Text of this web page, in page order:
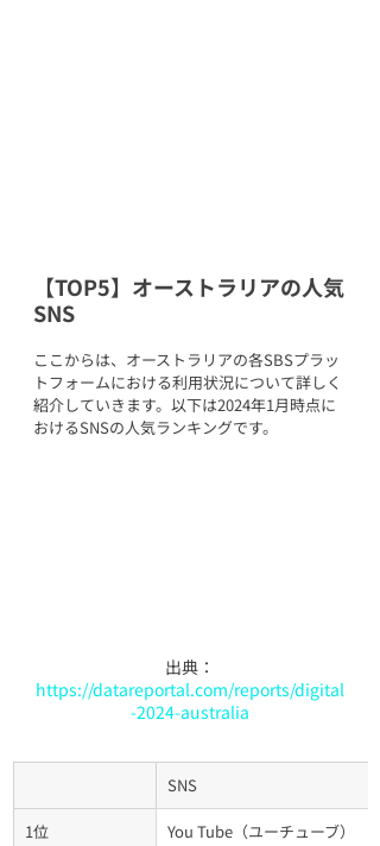
【TOP5】オーストラリアの人気
SNS
ここからは、オーストラリアの各SBSプラッ
トフォームにおける利用状況について詳しく
紹介していきます。以下は2024年1月時点に
おけるSNSの人気ランキングです。
出典：
https://datareportal.com/reports/digital
-2024-australia
SNS
1位 You Tube（ユーチューブ）